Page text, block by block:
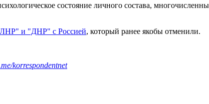
состояние личного состава,
и "ДНР" с Россией, который ранее якобы отменили.
korrespondentnet